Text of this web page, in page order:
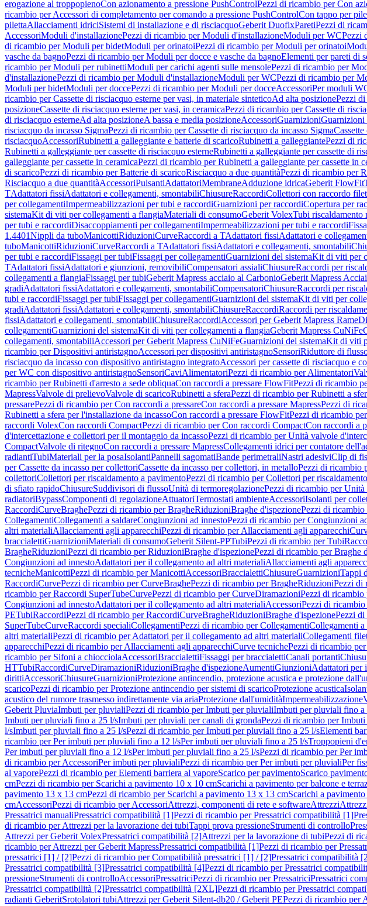
erogazione al troppopienoCon azionamento a pressione PushControlPezzi di ricambio per Con
ricambio per Accessori di completamento per comando a pressione PushControlCon tappo per
pilettaAllacciamenti idriciSistemi di installazione e di risciacquoGeberit DuofixParetiPezzi di
AccessoriModuli d'installazionePezzi di ricambio per Moduli d'installazioneModuli per WCPezzi
di ricambio per Moduli per bidetModuli per orinatoiPezzi di ricambio per Moduli per orinatoi
vasche da bagnoPezzi di ricambio per Moduli per docce e vasche da bagnoElementi per pareti di
ricambio per Moduli per rubinettiModuli per carichi agenti sulle mensolePezzi di ricambio per
d'installazionePezzi di ricambio per Moduli d'installazioneModuli per WCPezzi di ricambio per
Moduli per bidetModuli per doccePezzi di ricambio per Moduli per docceAccessoriPer moduli
ricambio per Cassette di risciacquo esterne per vasi, in materiale sinteticoAd alta posizionePezzi
posizioneCassette di risciacquo esterne per vasi, in ceramicaPezzi di ricambio per Cassette di
di risciacquo esterneAd alta posizioneA bassa e media posizioneAccessoriGuarnizioniGuarnizioni
risciacquo da incasso SigmaPezzi di ricambio per Cassette di risciacquo da incasso Sigma
risciacquoAccessoriRubinetti a galleggiante e batterie di scaricoRubinetti a galleggiantePezzi di
Rubinetti a galleggiante per cassette di risciacquo esterneRubinetti a galleggiante per cassette di
galleggiante per cassette in ceramicaPezzi di ricambio per Rubinetti a galleggiante per cassette in
di scaricoPezzi di ricambio per Batterie di scaricoRisciacquo a due quantitàPezzi di ricambio per
Risciacquo a due quantitàAccessoriPulsantiAdattatoriMembraneAdduzione idricaGeberit FlowFit
TAdattatori fissiAdattatori e collegamenti, smontabiliChiusureRaccordiCollettori con raccordo
per collegamentiImpermeabilizzazioni per tubi e raccordiGuarnizioni per raccordiCopertura per
sistemaKit di viti per collegamenti a flangiaMateriali di consumoGeberit VolexTubi riscaldamento
per tubi e raccordiDisaccoppiamenti per collegamentiImpermeabilizzazioni per tubi e raccordi
1.4401Nippli da tuboManicottiRiduzioniCurveRaccordi a TAdattatori fissiAdattatori e
tuboManicottiRiduzioniCurveRaccordi a TAdattatori fissiAdattatori e collegamenti, smontabili
per tubi e raccordiFissaggi per tubiFissaggi per collegamentiGuarnizioni del sistemaKit di viti per
TAdattatori fissiAdattatori e giunzioni, removibiliCompensatori assialiChiusureRaccordi per
collegamenti a flangiaFissaggi per tubiGeberit Mapress acciaio al CarbonioGeberit Mapress
gradiAdattatori fissiAdattatori e collegamenti, smontabiliCompensatoriChiusureRaccordi per
tubi e raccordiFissaggi per tubiFissaggi per collegamentiGuarnizioni del sistemaKit di viti per
gradiAdattatori fissiAdattatori e collegamenti, smontabiliChiusureRaccordiRaccordi per
fissiAdattatori e collegamenti, smontabiliChiusureRaccordiAccessori per Geberit Mapress Rame
collegamentiGuarnizioni del sistemaKit di viti per collegamenti a flangiaGeberit Mapress CuNiFe
collegamenti, smontabiliAccessori per Geberit Mapress CuNiFeGuarnizioni del sistemaKit di viti
ricambio per Dispositivi antiristagnoAccessori per dispositivi antiristagnoSensoriRiduttore di
risciacquo da incasso con dispositivo antiristagno integratoAccessori per cassette di risciacquo e
per WC con dispositivo antiristagnoSensoriCaviAlimentatoriPezzi di ricambio per Alimentatori
ricambio per Rubinetti d'arresto a sede obliquaCon raccordi a pressare FlowFitPezzi di ricambio
MapressValvole di prelievoValvole di scaricoRubinetti a sferaPezzi di ricambio per Rubinetti a
pressarePezzi di ricambio per Con raccordi a pressareCon raccordi a pressare MapressPezzi di
Rubinetti a sfera per l'installazione da incassoCon raccordi a pressare FlowFitPezzi di ricambio
raccordi VolexCon raccordi CompactPezzi di ricambio per Con raccordi CompactCon raccordi a
d'intercettazione e collettori per il montaggio da incassoPezzi di ricambio per Unità valvole
CompactValvole di ritegnoCon raccordi a pressare MapressCollegamenti idrici per contatore
radiantiTubiMateriali per la posaIsolantiPannelli sagomatiBande perimetraliNastri adesiviClip di
per Cassette da incasso per collettoriCassette da incasso per collettori, in metalloPezzi di ricambio
collettoriCollettori per riscaldamento a pavimentoPezzi di ricambio per Collettori per
di sfiato rapidoChiusureSuddivisori di flussoUnità di termoregolazionePezzi di ricambio per
radiatoriBypassComponenti di regolazioneAttuatoriTermostati ambienteAccessoriIsolanti per
RaccordiCurveBraghePezzi di ricambio per BragheRiduzioniBraghe d'ispezionePezzi di ricambio
CollegamentiCollegamenti a saldareCongiunzioni ad innestoPezzi di ricambio per Congiunzioni
altri materialiAllacciamenti agli apparecchiPezzi di ricambio per Allacciamenti agli apparecchi
braccialettiGuarnizioniMateriali di consumoGeberit Silent-PPTubiPezzi di ricambio per Tubi
BragheRiduzioniPezzi di ricambio per RiduzioniBraghe d'ispezionePezzi di ricambio per Braghe
Congiunzioni ad innestoAdattatori per il collegamento ad altri materialiAllacciamenti agli
tecnicheManicottiPezzi di ricambio per ManicottiAccessoriBraccialettiChiusureGuarnizioniTappi
RaccordiCurvePezzi di ricambio per CurveBraghePezzi di ricambio per BragheRiduzioniPezzi di
ricambio per Raccordi SuperTubeCurvePezzi di ricambio per CurveDiramazioniPezzi di
Congiunzioni ad innestoAdattatori per il collegamento ad altri materialiAccessoriPezzi di ricambio
PETubiRaccordiPezzi di ricambio per RaccordiCurveBragheRiduzioniBraghe d'ispezionePezzi di
SuperTubeCurveRaccordi specialiCollegamentiPezzi di ricambio per CollegamentiCollegamenti a
altri materialiPezzi di ricambio per Adattatori per il collegamento ad altri materialiCollegamenti
apparecchiPezzi di ricambio per Allacciamenti agli apparecchiCurve tecnichePezzi di ricambio
ricambio per Sifoni a chiocciolaAccessoriBraccialettiFissaggi per braccialettiCanali portanti
HTTubiRaccordiCurveDiramazioniRiduzioniBraghe d'ispezioneAumentiGiunzioniAdattatori per
dirittiAccessoriChiusureGuarnizioniProtezione antincendio, protezione acustica e protezione
scaricoPezzi di ricambio per Protezione antincendio per sistemi di scaricoProtezione acustica
acustico del rumore trasmesso indirettamente via ariaProtezione dall'umiditàImpermeabilizzazione
Geberit PluviaImbuti per pluvialiPezzi di ricambio per Imbuti per pluvialiImbuti per pluviali fino a
Imbuti per pluviali fino a 25 l/sImbuti per pluviali per canali di grondaPezzi di ricambio per
l/sImbuti per pluviali fino a 25 l/sPezzi di ricambio per Imbuti per pluviali fino a 25 l/sElementi
ricambio per Per imbuti per pluviali fino a 12 l/sPer imbuti per pluviali fino a 25 l/sTroppopieni
Per imbuti per pluviali fino a 12 l/sPer imbuti per pluviali fino a 25 l/sPezzi di ricambio per Per
di ricambio per AccessoriPer imbuti per pluvialiPezzi di ricambio per Per imbuti per pluvialiPer
al vaporePezzi di ricambio per Elementi barriera al vaporeScarico per pavimentoScarico
cmPezzi di ricambio per Scarichi a pavimento 10 x 10 cmScarichi a pavimento per balcone e
pavimento 13 x 13 cmPezzi di ricambio per Scarichi a pavimento 13 x 13 cmScarichi a
cmAccessoriPezzi di ricambio per AccessoriAttrezzi, componenti di rete e softwareAttrezzi
Pressatrici manualiPressatrici compatibilità [1]Pezzi di ricambio per Pressatrici compatibilità [1]
di ricambio per Attrezzi per la lavorazione dei tubiTappi prova pressioneStrumenti di controllo
Attrezzi per Geberit VolexPressatrici compatibilità [2]Attrezzi per la lavorazione di tubiPezzi di
ricambio per Attrezzi per Geberit MapressPressatrici compatibilità [1]Pezzi di ricambio per
pressatrici [1] / [2]Pezzi di ricambio per Compatibilità pressatrici [1] / [2]Pressatrici compatibilità
Pressatrici compatibilità [3]Pressatrici compatibilità [4]Pezzi di ricambio per Pressatrici
pressioneStrumenti di controlloAccessoriPressatriciPezzi di ricambio per PressatriciPressatrici
Pressatrici compatibilità [2]Pressatrici compatibilità [2XL]Pezzi di ricambio per Pressatrici
radianti GeberitSrotolatori tubiAttrezzi per Geberit Silent-db20 / Geberit PEPezzi di ricambio per